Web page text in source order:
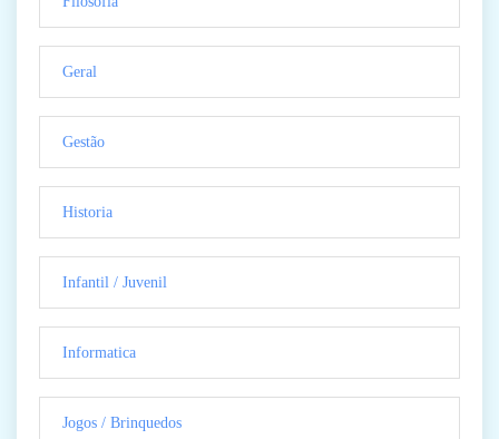
Geral
Gestão
Historia
Infantil / Juvenil
Informatica
Jogos / Brinquedos